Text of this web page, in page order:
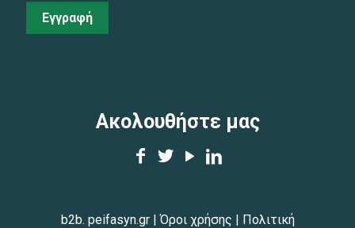
Εγγραφή
Ακολουθήστε μας
b2b. peifasyn.gr|Όροι χρήσης | Πολιτική